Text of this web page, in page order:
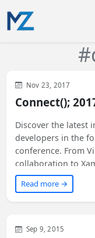
Visual Studio
Microsoft
XAML
Nov 23, 2017
Connect();
Discover the latest
developers in the
conference. From
collaboration to
development and
Don't miss the
databases, and
Read more →
Development
Sep 9, 2015